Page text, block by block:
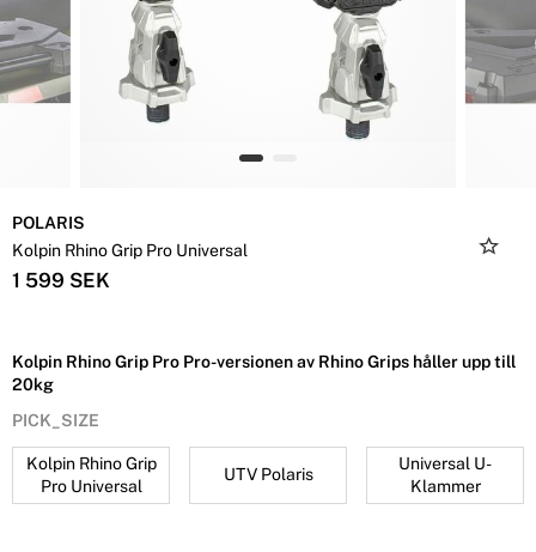
POLARIS
Kolpin Rhino Grip Pro Universal
1 599 SEK
Kolpin Rhino Grip Pro Pro-versionen av Rhino Grips håller upp till
20kg
PICK_SIZE
Kolpin Rhino Grip
Pro Universal
UTV Polaris
Universal U-
Klammer